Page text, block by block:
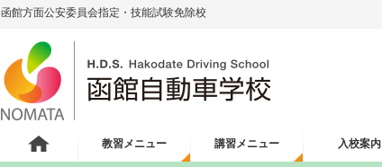
函館方面公安委員会指定・技能試験免除校
教習メニュー 講習メニュー 入校案内